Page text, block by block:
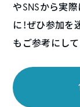
やSNSから実
に！ぜひ参加
もご参考にし